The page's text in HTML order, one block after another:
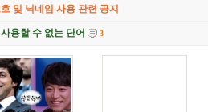
및 닉네임 사용 관련 공지
용할 수 없는 단어 3